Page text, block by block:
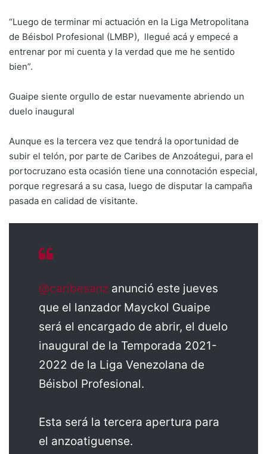
“Luego de terminar mi actuación en la Liga Metropolitana
de Béisbol Profesional (LMBP), llegué acá y empecé a
entrenar por mi cuenta y la verdad que me he sentido
bien”.
Guaipe siente orgullo de estar nuevamente abriendo un
duelo inaugural
Aunque es la tercera vez que tendrá la oportunidad de
subir el telón, por parte de Caribes de Anzoátegui, para el
portocruzano esta ocasión tiene una connotación especial,
porque regresará a su casa, luego de disputar la campaña
pasada en calidad de visitante.
@caribesanz anunció este jueves
que el lanzador Mayckol Guaipe
será el encargado de abrir, el duelo
inaugural de la Temporada 2021-
2022 de la Liga Venezolana de
Béisbol Profesional.
Esta será la tercera apertura para
el anzoatiguense.